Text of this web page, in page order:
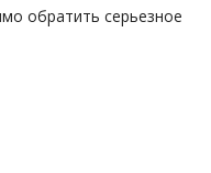
обратить серьезное